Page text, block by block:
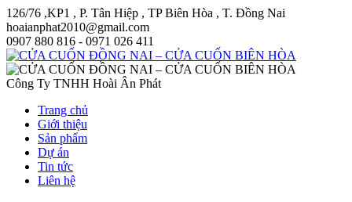
126/76 ,KP1 , P. Tân Hiệp , TP Biên Hòa , T. Đồng Nai
hoaianphat2010@gmail.com
0907 880 816 - 0971 026 411
Công Ty TNHH Hoài Ân Phát
Trang chủ
Giới thiệu
Sản phẩm
Dự án
Tin tức
Liên hệ